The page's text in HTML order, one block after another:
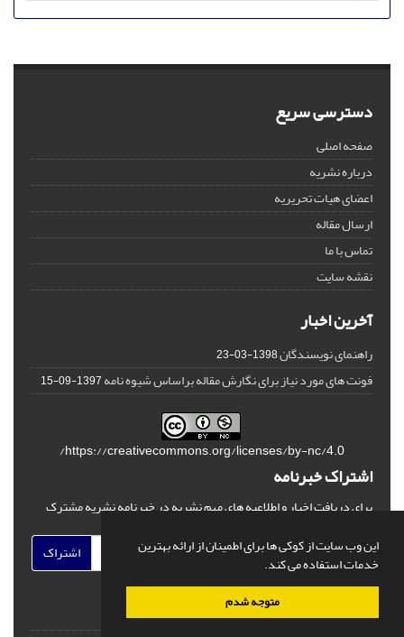
این وب سایت از کوکی ها برای اطمینان از ارائه بهترین
خدمات استفاده می کند.
متوجه شدم
دسترسی سریع
صفحه اصلی
درباره نشریه
اعضای هیات تحریریه
ارسال مقاله
تماس با ما
نقشه سایت
آخرین اخبار
راهنمای نویسندگان1398-03-23
فونت های مورد نیاز برای نگارش مقاله براساس شیوه نامه1397-09-15
https://creativecommons.org/licenses/by-nc/4.0/
اشتراک خبرنامه
برای دریافت اخبار و اطلاعیه های مهم نشریه در خبرنامه نشریه مشترک
اشتراک